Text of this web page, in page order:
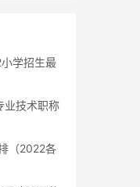
学招生最
业技术职称
（2022各